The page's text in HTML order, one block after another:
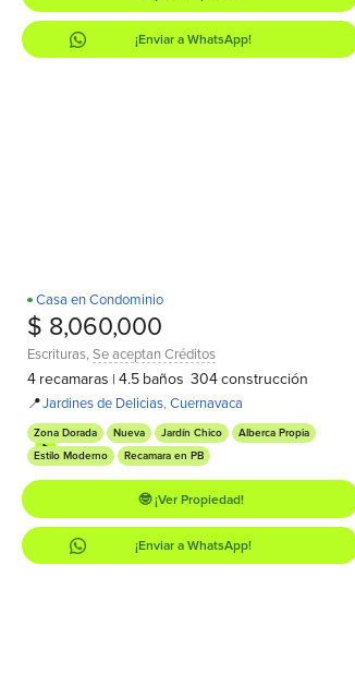
¡Enviar a WhatsApp!
Recamara en PB
¡Estrena!
D
Casa en Condominio
$ 8,060,000
Escrituras,Se aceptan Créditos
4 recamaras | 4.5 baños 304construcción
📍Jardines de Delicias,Cuernavaca
Zona Dorada Nueva Jardín Chico
Alberca Propia
Estilo Moderno
Recamara en PB
🤓 ¡Ver Propiedad!
¡Enviar a WhatsApp!